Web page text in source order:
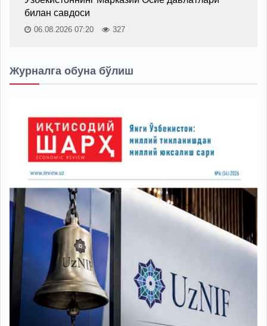
билан савдоси
06.08.2026 07:20 327
Журналга обуна бўлиш